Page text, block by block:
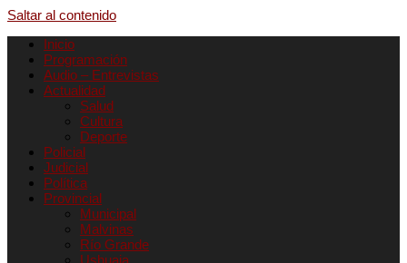
Saltar al contenido
Inicio
Programación
Audio – Entrevistas
Actualidad
Salud
Cultura
Deporte
Policial
Judicial
Política
Provincial
Municipal
Malvinas
Río Grande
Ushuaia